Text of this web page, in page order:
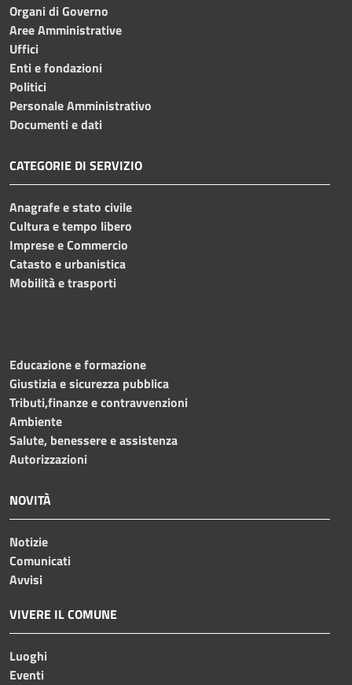
Organi di Governo
Aree Amministrative
Uffici
Enti e fondazioni
Politici
Personale Amministrativo
Documenti e dati
CATEGORIE DI SERVIZIO
Anagrafe e stato civile
Cultura e tempo libero
Imprese e Commercio
Catasto e urbanistica
Mobilità e trasporti
Educazione e formazione
Giustizia e sicurezza pubblica
Tributi,finanze e contravvenzioni
Ambiente
Salute, benessere e assistenza
Autorizzazioni
NOVITÀ
Notizie
Comunicati
Avvisi
VIVERE IL COMUNE
Luoghi
Eventi